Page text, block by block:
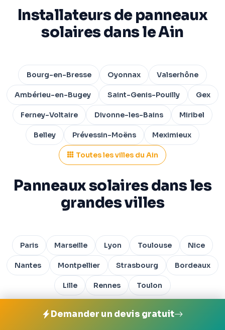
Installateurs de panneaux
solaires dans le Ain
Bourg-en-Bresse Oyonnax Valserhône
Ambérieu-en-Bugey Saint-Genis-Pouilly Gex
Ferney-Voltaire Divonne-les-Bains Miribel
Belley Prévessin-Moëns Meximieux
Toutes les villes du Ain
Panneaux solaires dans les
grandes villes
Paris Marseille Lyon Toulouse Nice
Nantes Montpellier Strasbourg Bordeaux
Lille Rennes Toulon
Demander un devis gratuit